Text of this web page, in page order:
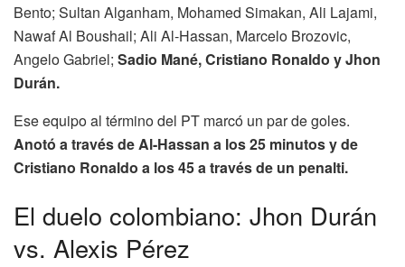
Bento; Sultan Alganham, Mohamed Simakan, Ali Lajami,
Nawaf Al Boushail; Ali Al-Hassan, Marcelo Brozovic,
Angelo Gabriel; Sadio Mané, Cristiano Ronaldo y Jhon
Durán.
Ese equipo al término del PT marcó un par de goles.
Anotó a través de Al-Hassan a los 25 minutos y de
Cristiano Ronaldo a los 45 a través de un penalti.
El duelo colombiano: Jhon Durán
vs. Alexis Pérez